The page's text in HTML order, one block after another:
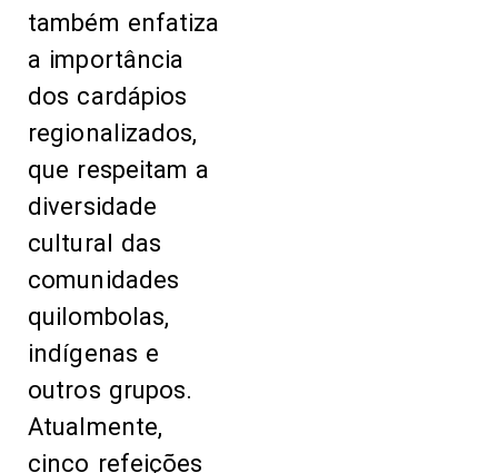
também enfatiza
a importância
dos cardápios
regionalizados,
que respeitam a
diversidade
cultural das
comunidades
quilombolas,
indígenas e
outros grupos.
Atualmente,
cinco refeições